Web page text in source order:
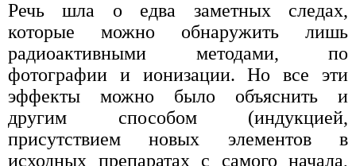
Речь шла о едва заметных следах,
которые можно обнаружить лишь
радиоактивными методами, по
фотографии и ионизации. Но все эти
эффекты можно было объяснить и
другим способом (индукцией,
присутствием новых элементов в
исходных препаратах с самого начала,